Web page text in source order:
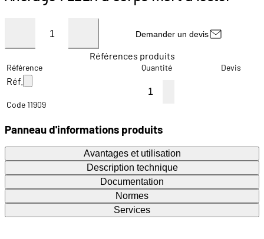
Demander un devis
Références produits
Référence Quantité Devis
Réf.
Code 11909
Panneau d'informations produits
Avantages et utilisation
Description technique
Documentation
Normes
Services